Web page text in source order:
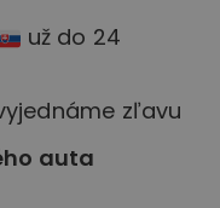
už do 24
zľavu
auta